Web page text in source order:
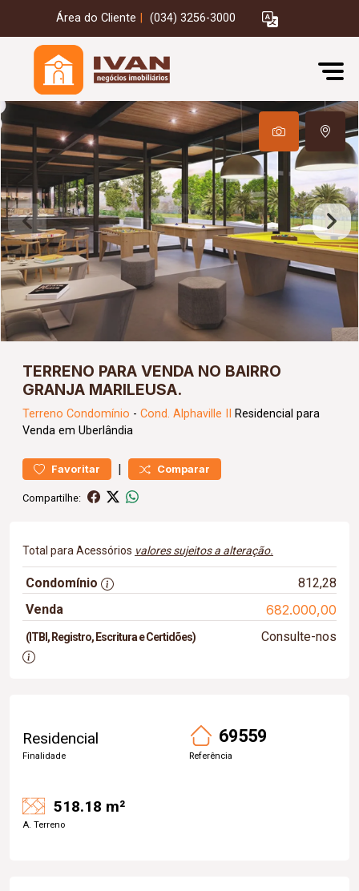
Área do Cliente (034) 3256-3000
TERRENO PARA VENDA NO BAIRRO
GRANJA MARILEUSA.
Terreno Condomínio - Cond. Alphaville II
Residencial para
Venda em Uberlândia
Favoritar | Comparar
Compartilhe:
Total para Acessórios valores sujeitos a alteração.
Condomínio
812,28
Venda
682.000,00
(ITBI, Registro, Escritura e Certidões) Consulte-nos
Residencial
Finalidade
69559
Referência
518.18 m²
A. Terreno